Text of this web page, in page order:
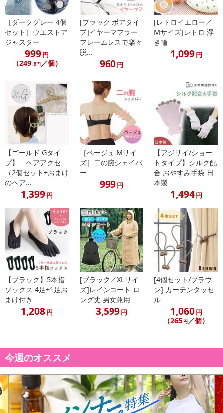
［ダークグレー 4個
セット］ウエストア
ジャスター
999円
（249.8円／個）
[ブラック ボアタイ
プ]イヤーマフラー
フレームレスで楽々
脱...
960円
[レトロイエロー／
Mサイズ]レトロ 浮
き輪
1,099円
【ゴールド Gタイ
プ】 ヘアアクセ
（2個セット+おまけ
のヘア...
1,399円
［ベージュ Mサイ
ズ］二の腕シェイパ
ー
999円
【アジサイ/ショー
トタイプ】シルク配
合 おやすみ手袋 日
本製
1,494円
【ブラック】5本指
ソックス 4足+1足お
まけ付き
1,208円
[ブラック／XLサイ
ズ]レインコート ロ
ング丈 男女兼用
3,599円
[4個セット/ブラウ
ン] カーテンタッセ
ル
1,060円
（265 円／個）
今週のオススメ